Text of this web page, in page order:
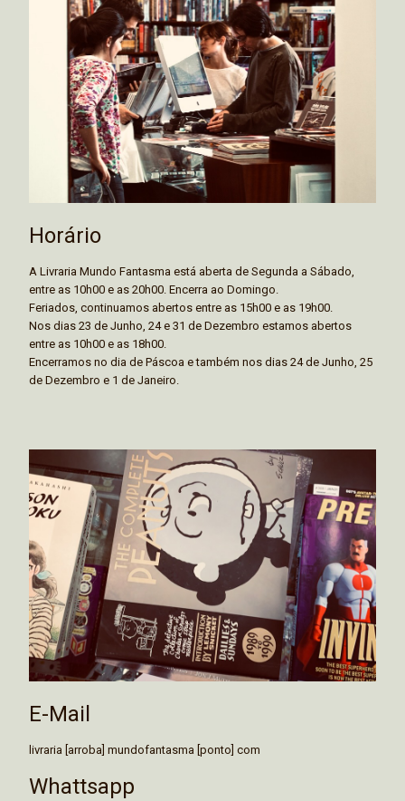
Horário
A Livraria Mundo Fantasma está aberta de Segunda a Sábado,
entre as 10h00 e as 20h00. Encerra ao Domingo.
Feriados, continuamos abertos entre as 15h00 e as 19h00.
Nos dias 23 de Junho, 24 e 31 de Dezembro estamos abertos
entre as 10h00 e as 18h00.
Encerramos no dia de Páscoa e também nos dias 24 de Junho, 25
de Dezembro e 1 de Janeiro.
E-Mail
livraria [arroba] mundofantasma [ponto] com
Whattsapp